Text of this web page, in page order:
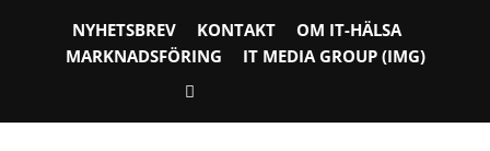
NYHETSBREV KONTAKT
OM IT-HÄLSA
MARKNADSFÖRING
IT MEDIA GROUP (IMG)